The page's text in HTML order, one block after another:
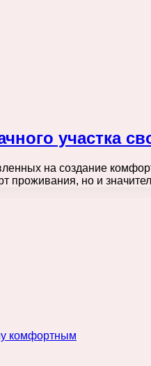
участка
на создание
проживания, но и
комфортным